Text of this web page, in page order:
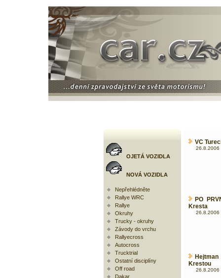
OJETÁ VOZIDLA
NOVÁ VOZIDLA
Nepřehlédněte
Rallye WRC
Rallye
Okruhy
Trucky - okruhy
Závody do vrchu
Rallyecross
Autocross
Trucktrial
Ostatní disciplíny
Off road
Dakar
VC
26.8.2006
PO
Kresta
26.8.2006
Krestou
26.8.2006